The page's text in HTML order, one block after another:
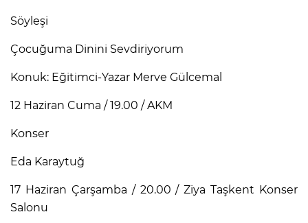
Söyleşi
Çocuğuma Dinini Sevdiriyorum
Konuk: Eğitimci-Yazar Merve Gülcemal
12 Haziran Cuma / 19.00 / AKM
Konser
Eda Karaytuğ
17 Haziran Çarşamba / 20.00 / Ziya Taşkent Konser
Salonu